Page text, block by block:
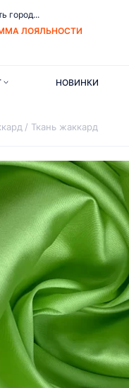
город...
ЛОЯЛЬНОСТИ
НОВИНКИ
Ткань жаккард